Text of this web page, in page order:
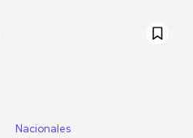
Nacionales